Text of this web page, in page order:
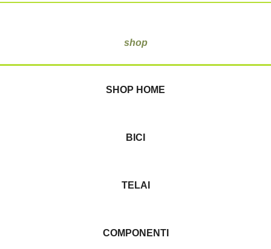
shop
SHOP HOME
BICI
TELAI
COMPONENTI